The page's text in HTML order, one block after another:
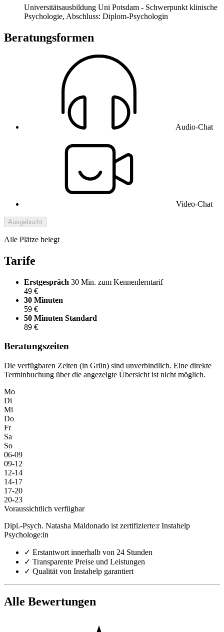
Universitätsausbildung Uni Potsdam - Schwerpunkt klinische
Psychologie, Abschluss: Diplom-Psychologin
Beratungsformen
Audio-Chat
Video-Chat
Ausgebucht
Alle Plätze belegt
Tarife
Erstgespräch 30 Min. zum Kennenlerntarif
49 €
30 Minuten
59 €
50 Minuten Standard
89 €
Beratungszeiten
Die verfügbaren Zeiten (in Grün) sind unverbindlich. Eine direkte
Terminbuchung über die angezeigte Übersicht ist nicht möglich.
Mo
Di
Mi
Do
Fr
Sa
So
06-09
09-12
12-14
14-17
17-20
20-23
Voraussichtlich verfügbar
Dipl.-Psych. Natasha Maldonado ist zertifizierte:r Instahelp
Psychologe:in
✓ Erstantwort innerhalb von 24 Stunden
✓ Transparente Preise und Leistungen
✓ Qualität von Instahelp garantiert
Alle Bewertungen